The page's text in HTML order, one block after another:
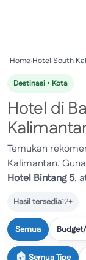
Home›Hotel›South
Destinasi • Kota
Hotel di
Temukan
Kalimantan.
Hotel Bintang 5,
Hasil tersedia12+
Semua
Semua Tipe